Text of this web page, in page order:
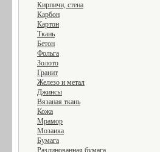
Кирпичи, стена
Карбон
Картон
Ткань
Бетон
Фольга
Золото
Гранит
Железо и метал
Джинсы
Вязаная ткань
Кожа
Мрамор
Мозаика
Бумага
Разлинованная бумага